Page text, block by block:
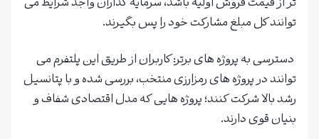
توانند کل مبلغ مشارکت خود را پس بگیرند.
دسترسی به پروژه‌ های برتر: کاربران از طریق این پلتفرم می‌
توانند در پروژه‌ های رمزارزی منتخب، بررسی‌ شده و با پتانسیل
رشد بالا شرکت کنند؛ پروژه‌ هایی که مدل اقتصادی شفاف و
بنیان قوی دارند.